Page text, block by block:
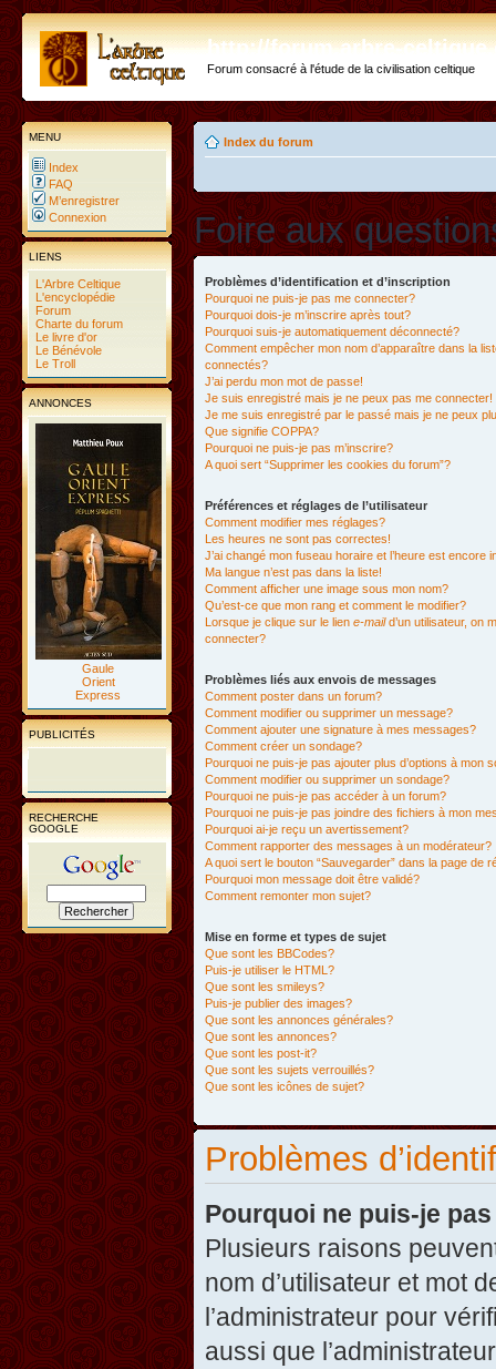
http://forum.arbre-
Forum consacré à l'étude de la civilisation celtique
MENU
Index
FAQ
M’enregistrer
Connexion
LIENS
L'Arbre Celtique
L'encyclopédie
Forum
Charte du forum
Le livre d'or
Le Bénévole
Le Troll
ANNONCES
Gaule
Orient
Express
PUBLICITÉS
RECHERCHE
GOOGLE
Index du forum
Foire aux
Problèmes d’identification et d’inscription
Pourquoi ne puis-je pas me connecter?
Pourquoi dois-je m’inscrire après tout?
Pourquoi suis-je automatiquement déconnecté?
Comment empêcher mon nom d’apparaître dans la
connectés?
J’ai perdu mon mot de passe!
Je suis enregistré mais je ne peux pas me connecter!
Je me suis enregistré par le passé mais je ne peux
Que signifie COPPA?
Pourquoi ne puis-je pas m’inscrire?
A quoi sert “Supprimer les cookies du forum”?
Préférences et réglages de l’utilisateur
Comment modifier mes réglages?
Les heures ne sont pas correctes!
J’ai changé mon fuseau horaire et l’heure est encore
Ma langue n’est pas dans la liste!
Comment afficher une image sous mon nom?
Qu’est-ce que mon rang et comment le modifier?
Lorsque je clique sur le lien e-maild’un utilisateur, on
connecter?
Problèmes liés aux envois de messages
Comment poster dans un forum?
Comment modifier ou supprimer un message?
Comment ajouter une signature à mes messages?
Comment créer un sondage?
Pourquoi ne puis-je pas ajouter plus d’options à mon
Comment modifier ou supprimer un sondage?
Pourquoi ne puis-je pas accéder à un forum?
Pourquoi ne puis-je pas joindre des fichiers à mon
Pourquoi ai-je reçu un avertissement?
Comment rapporter des messages à un modérateur?
A quoi sert le bouton “Sauvegarder” dans la page de
Pourquoi mon message doit être validé?
Comment remonter mon sujet?
Mise en forme et types de sujet
Que sont les BBCodes?
Puis-je utiliser le HTML?
Que sont les smileys?
Puis-je publier des images?
Que sont les annonces générales?
Que sont les annonces?
Que sont les post-it?
Que sont les sujets verrouillés?
Que sont les icônes de sujet?
Problèmes
Pourquoi ne puis-je
Plusieurs raisons
nom d’utilisateur et mot
l’administrateur pour
aussi que